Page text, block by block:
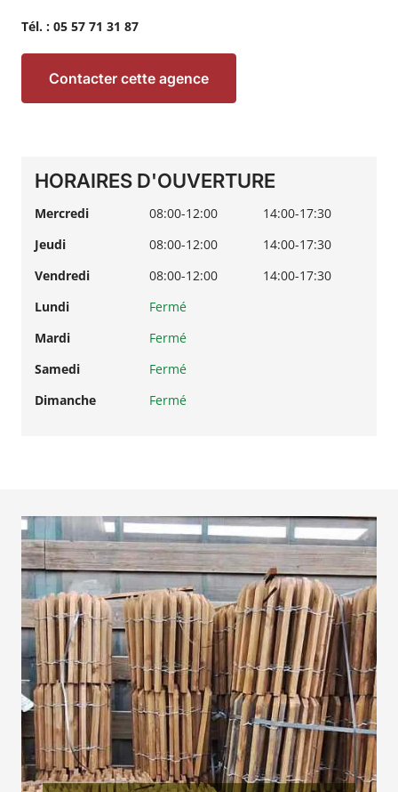
Tél. : 05 57 71 31 87
Contacter cette agence
HORAIRES D'OUVERTURE
Mercredi 08:00-12:00
14:00-17:30
Jeudi
08:00-12:00
14:00-17:30
Vendredi
08:00-12:00
14:00-17:30
Lundi
Fermé
Mardi
Fermé
Samedi
Fermé
Dimanche
Fermé